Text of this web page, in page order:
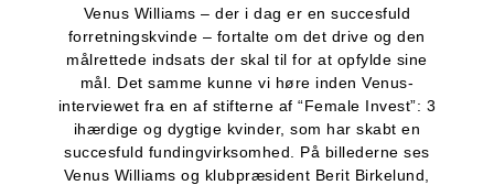
Venus Williams – der i dag er en succesfuld
forretningskvinde – fortalte om det drive og den
målrettede indsats der skal til for at opfylde sine
mål. Det samme kunne vi høre inden Venus-
interviewet fra en af stifterne af “Female Invest”: 3
ihærdige og dygtige kvinder, som har skabt en
succesfuld fundingvirksomhed. På billederne ses
Venus Williams og klubpræsident Berit Birkelund,